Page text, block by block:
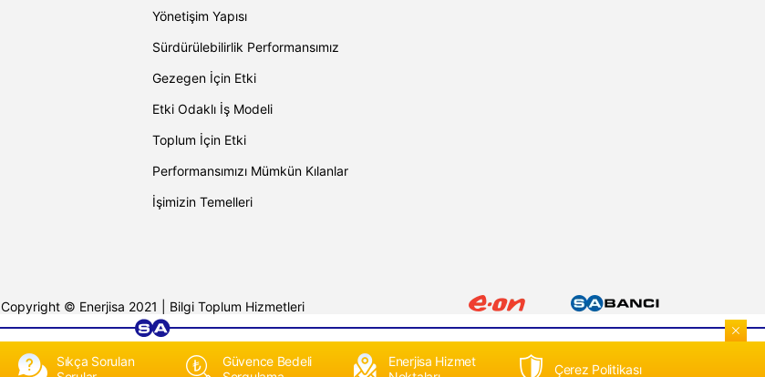
Yönetişim Yapısı
Sürdürülebilirlik Performansımız
Gezegen İçin Etki
Etki Odaklı İş Modeli
Toplum İçin Etki
Performansımızı Mümkün Kılanlar
İşimizin Temelleri
Copyright © Enerjisa 2021 | Bilgi Toplum Hizmetleri
Sıkça Sorulan
Güvence Bedeli
Enerjisa Hizmet
Çerez Politikası